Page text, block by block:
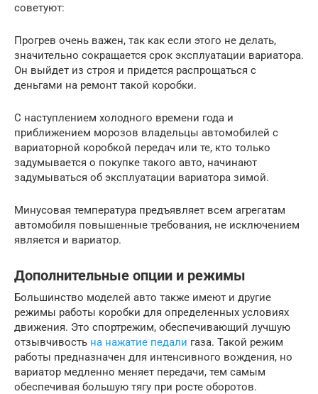
советуют:
Прогрев очень важен, так как если этого не делать,
значительно сокращается срок эксплуатации вариатора.
Он выйдет из строя и придется распрощаться с
деньгами на ремонт такой коробки.
С наступлением холодного времени года и
приближением морозов владельцы автомобилей с
вариаторной коробкой передач или те, кто только
задумывается о покупке такого авто, начинают
задумываться об эксплуатации вариатора зимой.
Минусовая температура предъявляет всем агрегатам
автомобиля повышенные требования, не исключением
является и вариатор.
Дополнительные опции и режимы
Большинство моделей авто также имеют и другие
режимы работы коробки для определенных условиях
движения. Это спортрежим, обеспечивающий лучшую
отзывчивость на нажатие педали газа. Такой режим
работы предназначен для интенсивного вождения, но
вариатор медленно меняет передачи, тем самым
обеспечивая большую тягу при росте оборотов.